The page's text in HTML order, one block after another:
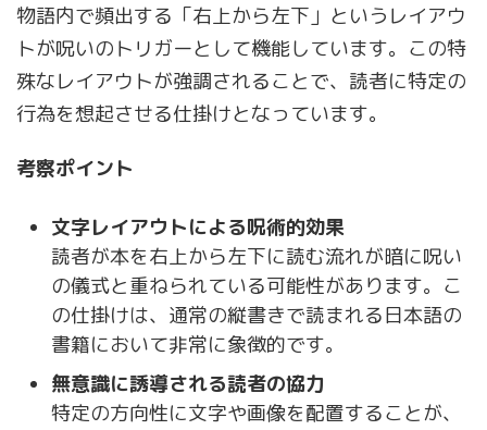
物語内で頻出する「右上から左下」というレイアウ
トが呪いのトリガーとして機能しています。この特
殊なレイアウトが強調されることで、読者に特定の
行為を想起させる仕掛けとなっています。
考察ポイント
文字レイアウトによる呪術的効果
読者が本を右上から左下に読む流れが暗に呪い
の儀式と重ねられている可能性があります。こ
の仕掛けは、通常の縦書きで読まれる日本語の
書籍において非常に象徴的です。
無意識に誘導される読者の協力
特定の方向性に文字や画像を配置することが、